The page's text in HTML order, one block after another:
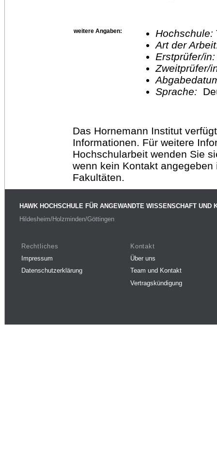
weitere Angaben: Hochschule:
Art der
Erstprüfer/
Sprache:
Das Hornemann Institut
Informationen. Für weitere
Hochschularbeit wenden Sie
wenn kein Kontakt
Fakultäten.
HAWK HOCHSCHULE FÜR ANGEWANDTE WISSENSCHAFT UND
Hildesheim/Holzminden/Göttingen
Rechtliches
Impressum
Datenschutzerklärung
Kontakt
Über uns
Team und Kontakt
Vertragskündigung